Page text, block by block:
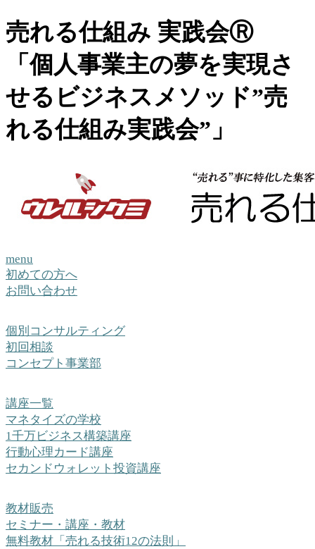
売れる仕組み 実践会Ⓡ
「個人事業主の夢を実現さ
せるビジネスメソッド”売
れる仕組み実践会”」
menu
初めての方へ
お問い合わせ
個別コンサルティング
初回相談
コンセプト事業部
講座一覧
マネタイズの学校
1千万ビジネス構築講座
行動心理カード講座
セカンドウォレット投資講座
教材販売
セミナー・講座・教材
無料教材「売れる技術12の法則」